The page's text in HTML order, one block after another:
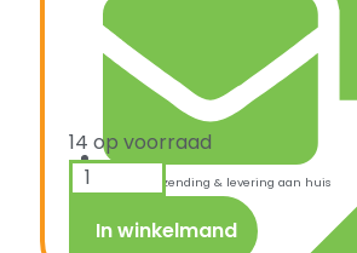
Snelle verzending & levering aan huis
14 op voorraad
In winkelmand